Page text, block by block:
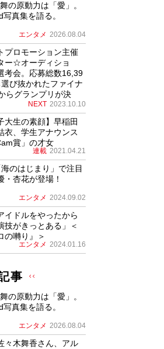
の原動力は「愛」。
真集を語る。
エンタメ 2026.08.04
プロモーション主催
ー☆オーディショ
考会。応募総数16,39
び抜かれたファイナ
らグランプリが決
NEXT 2023.10.10
大生の素顔】早稲田
衣、学生アナウンス
賞」の才女
連載 2021.04.21
のはじまり」で注目
・杏花が登場！
エンタメ 2024.09.02
イドルをやったから
技がきっとある」＜
の囀り』＞
エンタメ 2024.01.16
事
の原動力は「愛」。
真集を語る。
エンタメ 2026.08.04
々木舞香さん、アル